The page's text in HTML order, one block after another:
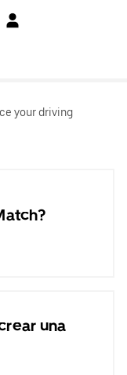
your driving
una